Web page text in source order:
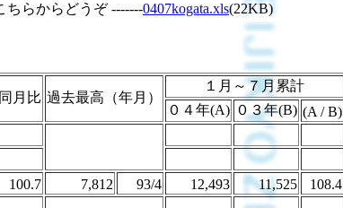
ちらからどうぞ -------0407kogata.xls(22KB)
月比 過去最高（年月）
１月～７月累計
０４年(A) ０３年(B) (A / B)
100.7 7,812 93/4 12,493 11,525 108.4